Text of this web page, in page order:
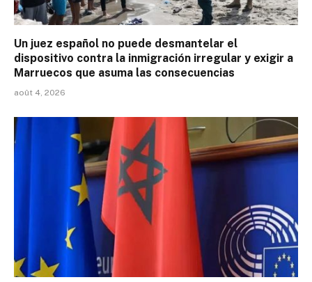
Un juez español no puede desmantelar el
dispositivo contra la inmigración irregular y exigir a
Marruecos que asuma las consecuencias
août 4, 2026